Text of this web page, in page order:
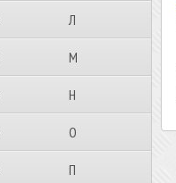
⠀⠀⠀⠀⠀⠀Л⠀⠀⠀⠀⠀⠀⠀
⠀⠀⠀⠀⠀⠀М⠀⠀⠀⠀⠀⠀⠀
⠀⠀⠀⠀⠀⠀Н⠀⠀⠀⠀⠀⠀⠀
⠀⠀⠀⠀⠀⠀О⠀⠀⠀⠀⠀⠀⠀
⠀⠀⠀⠀⠀⠀П⠀⠀⠀⠀⠀⠀⠀